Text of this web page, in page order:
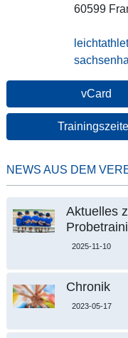
60599
vCard
NEWS AUS DEM
Aktuelles
2025-11-10
Chronik
2023-05-17